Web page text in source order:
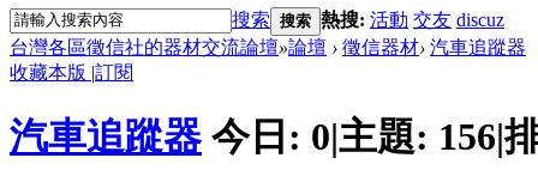
搜索 搜索 熱搜: 活動 交友 discuz
台灣各區徵信社的器材交流論壇»論壇 › 徵信器材› 汽車追蹤器
收藏本版 |訂閱
汽車追蹤器 今日: 0|主題: 156|